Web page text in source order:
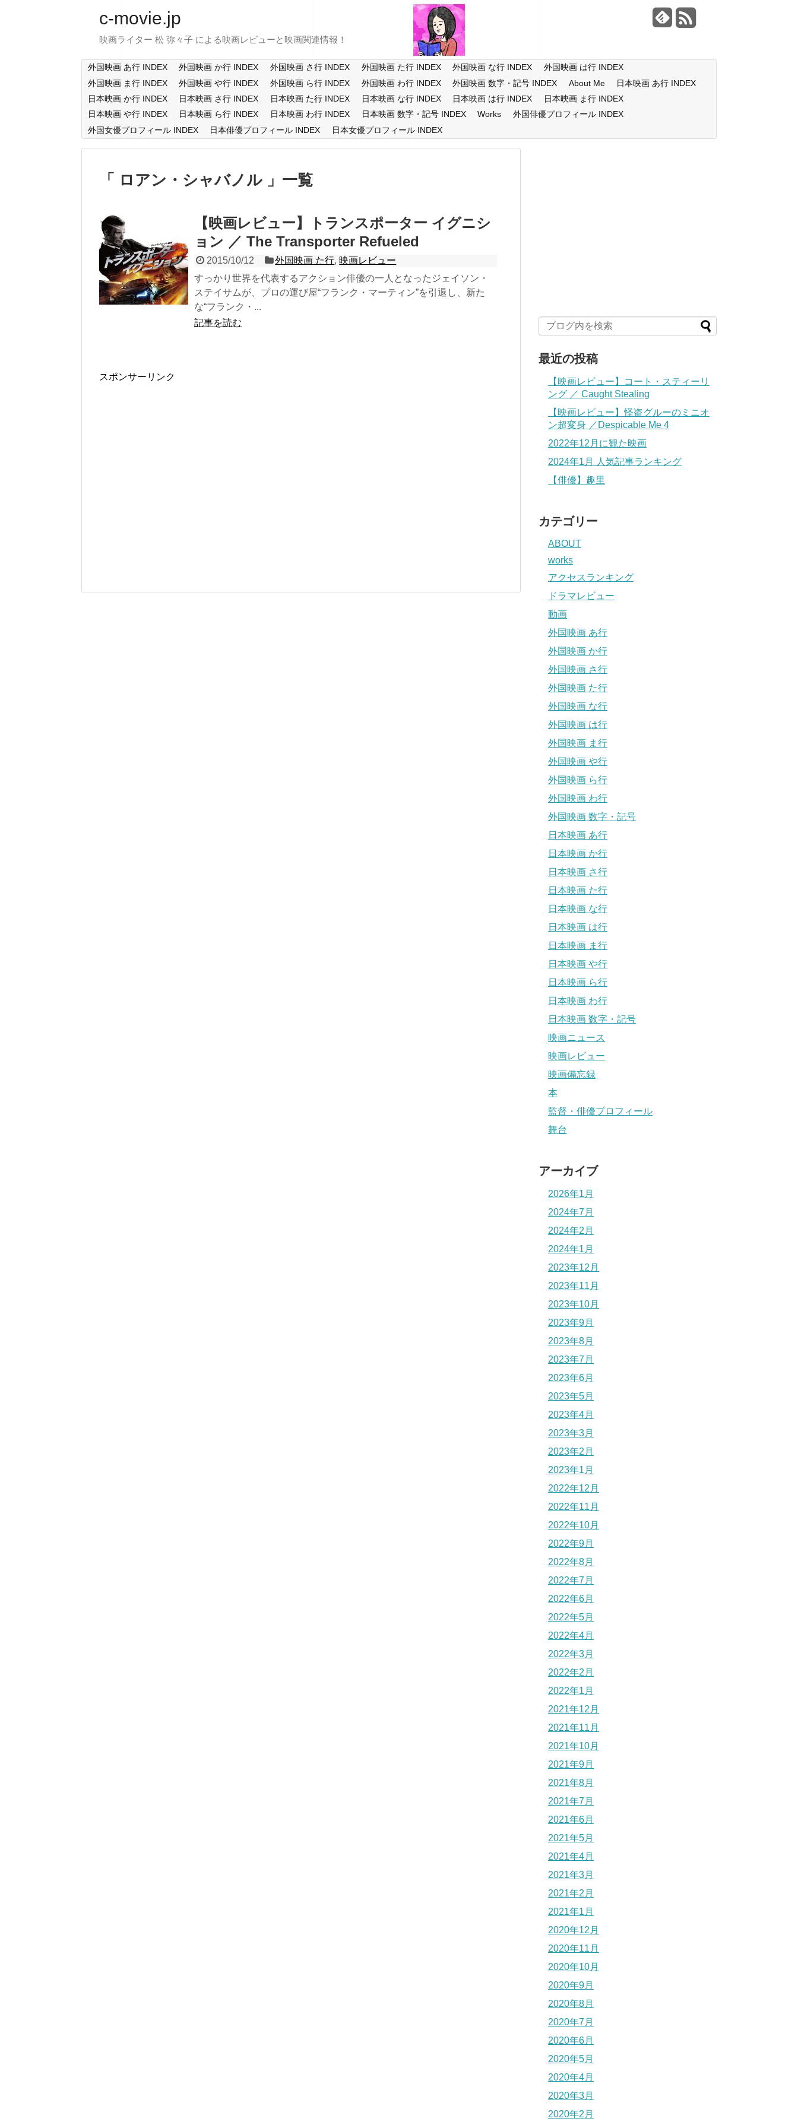
c-movie.jp
映画ライター 松 弥々子 による映画レビューと映画関連情報！
外国映画 あ行 INDEX 外国映画 か行 INDEX 外国映画 さ行 INDEX 外国映画 た行 INDEX 外国映画 な行 INDEX
外国映画 は行 INDEX
外国映画 ま行 INDEX
外国映画 や行 INDEX 外国映画 ら行 INDEX 外国映画 わ行 INDEX 外国映画 数字・記号 INDEX About Me
日本映画 あ行 INDEX
日本映画 か行 INDEX
日本映画 さ行 INDEX 日本映画 た行 INDEX 日本映画 な行 INDEX 日本映画 は行 INDEX
日本映画 ま行 INDEX
日本映画 や行 INDEX
日本映画 ら行 INDEX 日本映画 わ行 INDEX 日本映画 数字・記号 INDEX Works
外国俳優プロフィール INDEX
外国女優プロフィール INDEX
日本俳優プロフィール INDEX 日本女優プロフィール INDEX
ロアン・シャバノル 一覧
【映画レビュー】トランスポーター イグニシ
ョン ／ The Transporter Refueled
2015/10/12 外国映画 た行, 映画レビュー
すっかり世界を代表するアクション俳優の一人となったジェイソン・
ステイサムが、プロの運び屋“フランク・マーティン”を引退し、新た
な“フランク・...
記事を読む
スポンサーリンク
最近の投稿
【映画レビュー】コート・スティーリ
ング ／ Caught Stealing
【映画レビュー】怪盗グルーのミニオ
ン超変身 ／Despicable Me 4
2022年12月に観た映画
2024年1月 人気記事ランキング
【俳優】趣里
カテゴリー
ABOUT
works
アクセスランキング
ドラマレビュー
動画
外国映画 あ行
外国映画 か行
外国映画 さ行
外国映画 た行
外国映画 な行
外国映画 は行
外国映画 ま行
外国映画 や行
外国映画 ら行
外国映画 わ行
外国映画 数字・記号
日本映画 あ行
日本映画 か行
日本映画 さ行
日本映画 た行
日本映画 な行
日本映画 は行
日本映画 ま行
日本映画 や行
日本映画 ら行
日本映画 わ行
日本映画 数字・記号
映画ニュース
映画レビュー
映画備忘録
本
監督・俳優プロフィール
舞台
アーカイブ
2026年1月
2024年7月
2024年2月
2024年1月
2023年12月
2023年11月
2023年10月
2023年9月
2023年8月
2023年7月
2023年6月
2023年5月
2023年4月
2023年3月
2023年2月
2023年1月
2022年12月
2022年11月
2022年10月
2022年9月
2022年8月
2022年7月
2022年6月
2022年5月
2022年4月
2022年3月
2022年2月
2022年1月
2021年12月
2021年11月
2021年10月
2021年9月
2021年8月
2021年7月
2021年6月
2021年5月
2021年4月
2021年3月
2021年2月
2021年1月
2020年12月
2020年11月
2020年10月
2020年9月
2020年8月
2020年7月
2020年6月
2020年5月
2020年4月
2020年3月
2020年2月